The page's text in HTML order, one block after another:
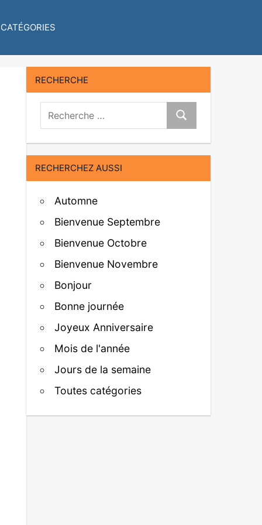
CATÉGORIES
RECHERCHE
Recherche:
Recherche
RECHERCHEZ AUSSI
Automne
Bienvenue Septembre
Bienvenue Octobre
Bienvenue Novembre
Bonjour
Bonne journée
Joyeux Anniversaire
Mois de l'année
Jours de la semaine
Toutes catégories